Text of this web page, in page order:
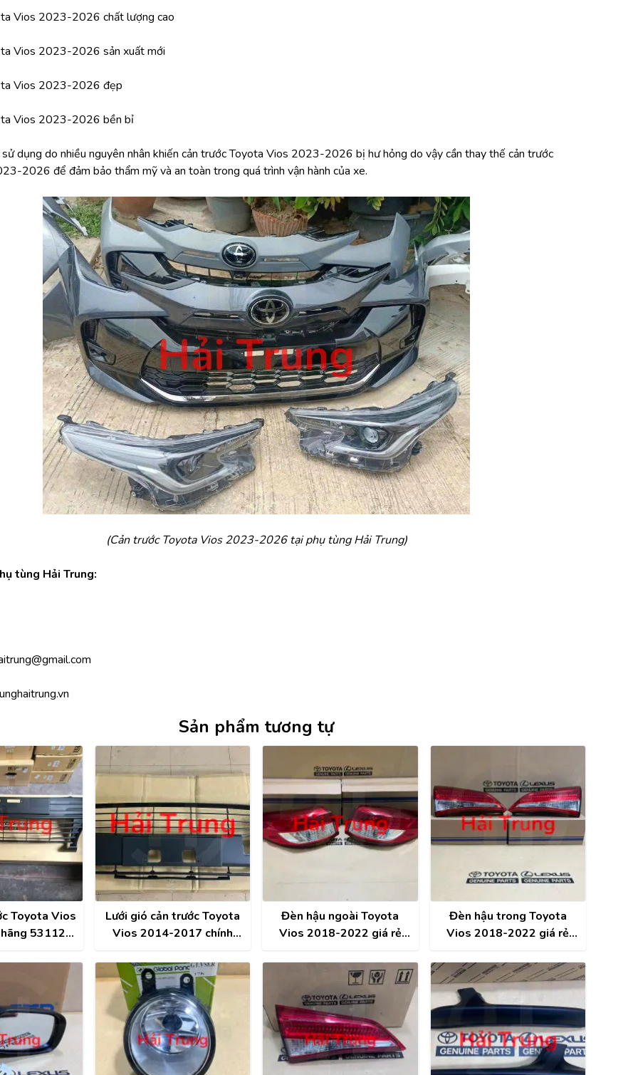
Vios 2023-2026 chất lượng cao
Vios 2023-2026 sản xuất mới
Vios 2023-2026 đẹp
Vios 2023-2026 bền bỉ
sử dụng do nhiều nguyên nhân khiến cản trước Toyota Vios 2023-2026 bị hư hỏng do vậy cần thay thế cản trước
2026 để đảm bảo thẩm mỹ và an toàn trong quá trình vận hành của xe.
(Cản trước Toyota Vios 2023-2026 tại phụ tùng Hải Trung)
tùng Hải Trung:
Sản phẩm tương tự
Toyota Vios
53112-
Lưới gió cản trước Toyota
Vios 2014-2017 chính
Đèn hậu ngoài Toyota
Vios 2018-2022 giá rẻ
0DA50
Đèn hậu trong Toyota
Vios 2018-2022 giá rẻ
815810D500